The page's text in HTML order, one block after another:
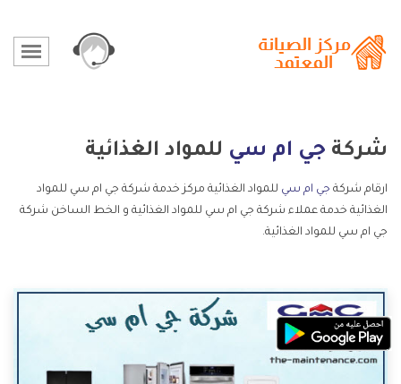
شركة جي ام سي للمواد الغذائية
ارقام شركة جي ام سي للمواد الغذائية مركز خدمة شركة جي ام سي للمواد
الغذائية خدمة عملاء شركة جي ام سي للمواد الغذائية و الخط الساخن شركة
جي ام سي للمواد الغذائية.